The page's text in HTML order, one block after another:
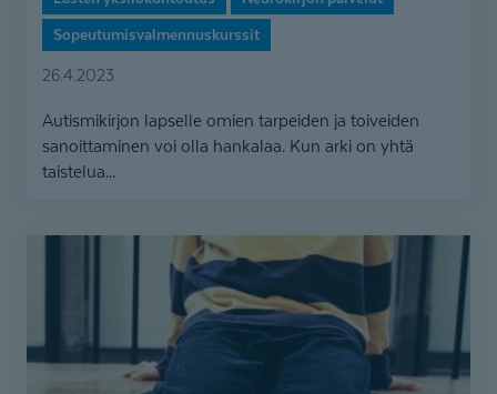
Sopeutumisvalmennuskurssit
26.4.2023
Autismikirjon lapselle omien tarpeiden ja toiveiden
sanoittaminen voi olla hankalaa. Kun arki on yhtä
taistelua...
tasapaino